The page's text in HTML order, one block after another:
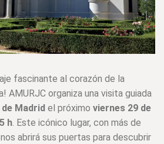
fascinante al corazón de la
AMURJC organiza una visita guiada
Madrid el próximo viernes 29 de
h. Este icónico lugar, con más de
abrirá sus puertas para descubrir